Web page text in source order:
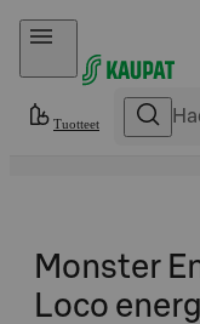
Hyppää sisältöön
Tuotteet
Monster
Loco